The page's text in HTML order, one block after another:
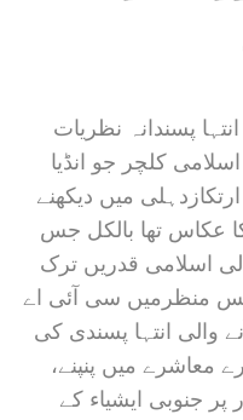
پسندانہ نظریات
کلچر جو انڈیا
میں دیکھنے
عکاس تھا بالکل جس
اسلامی قدریں ترک
پس منظرمیں سی آئی اے
والی انتہا پسندی کی
معاشرے میں پنپنے،
پر جنوبی ایشیاء کے